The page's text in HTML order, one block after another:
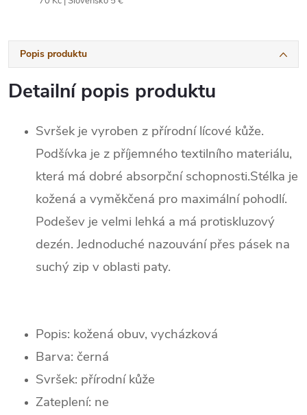
Popis produktu
Detailní popis produktu
Svršek je vyroben z přírodní lícové kůže.
Podšívka je z příjemného textilního materiálu,
která má dobré absorpční schopnosti.Stélka je
kožená a vyměkčená pro maximální pohodlí.
Podešev je velmi lehká a má protiskluzový
dezén. Jednoduché nazouvání přes pásek na
suchý zip v oblasti paty.
Popis: kožená obuv, vycházková
Barva: černá
Svršek: přírodní kůže
Zateplení: ne